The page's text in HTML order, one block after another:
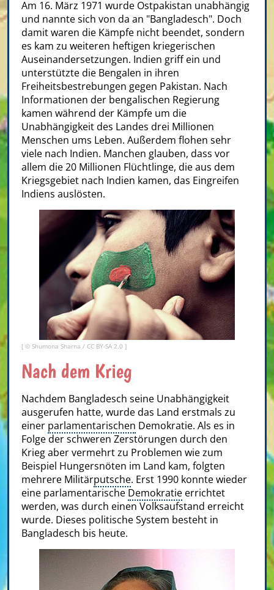
Am 16. März 1971 wurde Ostpakistan unabhängig
und nannte sich von da an "Bangladesch". Doch
damit waren die Kämpfe nicht beendet, sondern
es kam zu weiteren heftigen kriegerischen
Auseinandersetzungen. Indien griff ein und
unterstützte die Bengalen in ihren
Freiheitsbestrebungen gegen Pakistan. Nach
Informationen der bengalischen Regierung
kamen während der Kämpfe um die
Unabhängigkeit des Landes drei Millionen
Menschen ums Leben. Außerdem flohen sehr
viele nach Indien. Manchen glauben, dass vor
allem die 20 Millionen Flüchtlinge, die aus dem
Kriegsgebiet nach Indien kamen, das Eingreifen
Indiens auslösten.
[ © Shumona Sharna / CC BY-SA 2.0 ]
Nach dem Krieg
Nachdem Bangladesch seine Unabhängigkeit
ausgerufen hatte, wurde das Land erstmals zu
einer parlamentarischen Demokratie. Als es in
Folge der schweren Zerstörungen durch den
Krieg aber vermehrt zu Problemen wie zum
Beispiel Hungersnöten im Land kam, folgten
mehrere Militärputsche. Erst 1990 konnte wieder
eine parlamentarische Demokratie errichtet
werden, was durch einen Volksaufstand erreicht
wurde. Dieses politische System besteht in
Bangladesch bis heute.